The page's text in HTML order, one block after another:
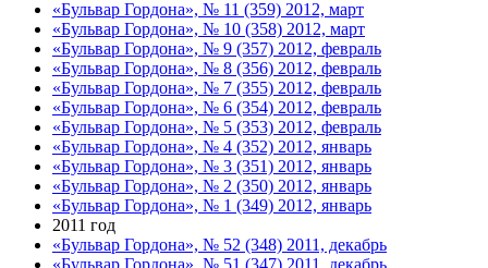
«Бульвар Гордона», № 11 (359) 2012, март
«Бульвар Гордона», № 10 (358) 2012, март
«Бульвар Гордона», № 9 (357) 2012, февраль
«Бульвар Гордона», № 8 (356) 2012, февраль
«Бульвар Гордона», № 7 (355) 2012, февраль
«Бульвар Гордона», № 6 (354) 2012, февраль
«Бульвар Гордона», № 5 (353) 2012, февраль
«Бульвар Гордона», № 4 (352) 2012, январь
«Бульвар Гордона», № 3 (351) 2012, январь
«Бульвар Гордона», № 2 (350) 2012, январь
«Бульвар Гордона», № 1 (349) 2012, январь
2011 год
«Бульвар Гордона», № 52 (348) 2011, декабрь
«Бульвар Гордона», № 51 (347) 2011, декабрь